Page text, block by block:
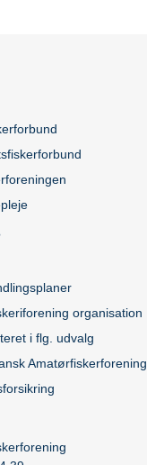
organisation
i flg. udvalg
Amatørfiskerforening